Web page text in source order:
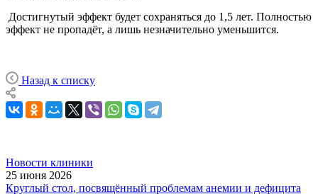
Достигнутый эффект будет сохраняться до 1,5 лет. Полностью
эффект не пропадёт, а лишь незначительно уменьшится.
Назад к списку
Новости клиники
25 июня 2026
Круглый стол, посвящённый проблемам анемии и дефицита